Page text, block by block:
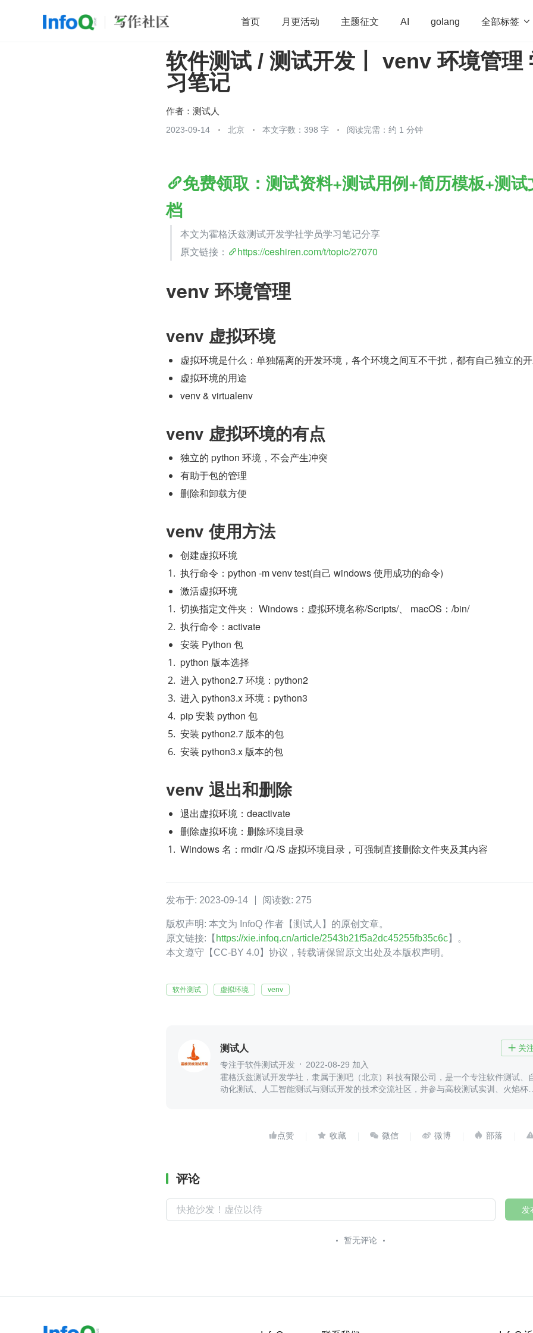
首页 月更活动 主题征文 AI golang 全部标签 
开源 架构 OpenHarmony 算法 学习方法 Web3.0 高
团队管理
软件测试 / 测试开发丨 venv 环境管理
习笔记
作者： 测试人
2023-09-14 北京 本文字数：398 字 阅读完需：约 1 分钟
免费领取：测试资料+测试用例+简历模板+测试
档
本文为霍格沃兹测试开发学社学员学习笔记分享
原文链接：
https://ceshiren.com/t/topic/27070
venv 环境管理
venv 虚拟环境
虚拟环境是什么：单独隔离的开发环境，各个环境之间互不干扰，都有自己独立的
虚拟环境的用途
venv & virtualenv
venv 虚拟环境的有点
独立的 python 环境，不会产生冲突
有助于包的管理
删除和卸载方便
venv 使用方法
创建虚拟环境
执行命令：python -m venv test(自己 windows 使用成功的命令)
激活虚拟环境
切换指定文件夹： Windows：虚拟环境名称/Scripts/、 macOS：/bin/
执行命令：activate
安装 Python 包
python 版本选择
进入 python2.7 环境：python2
进入 python3.x 环境：python3
pip 安装 python 包
安装 python2.7 版本的包
安装 python3.x 版本的包
venv 退出和删除
退出虚拟环境：deactivate
删除虚拟环境：删除环境目录
Windows 名：rmdir /Q /S 虚拟环境目录，可强制直接删除文件夹及其内容
发布于: 2023-09-14 阅读数: 275
版权声明: 本文为 InfoQ 作者【测试人】的原创文章。
原文链接:【 https://xie.infoq.cn/article/2543b21f5a2dc45255fb35c6c】。
本文遵守【CC-BY 4.0】协议，转载请保留原文出处及本版权声明。
软件测试 虚拟环境 venv
测试人  关
专注于软件测试开发
2022-08-29 加入
霍格沃兹测试开发学社，隶属于测吧（北京）科技有限公司，是一个专注软件测试、
动化测试、人工智能测试与测试开发的技术交流社区，并参与高校测试实训、火焰杯
    
评论
发
暂无评论